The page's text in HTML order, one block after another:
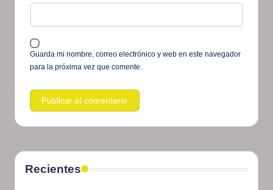
Guarda mi nombre, correo electrónico y web en este navegador
para la próxima vez que comente.
Recientes